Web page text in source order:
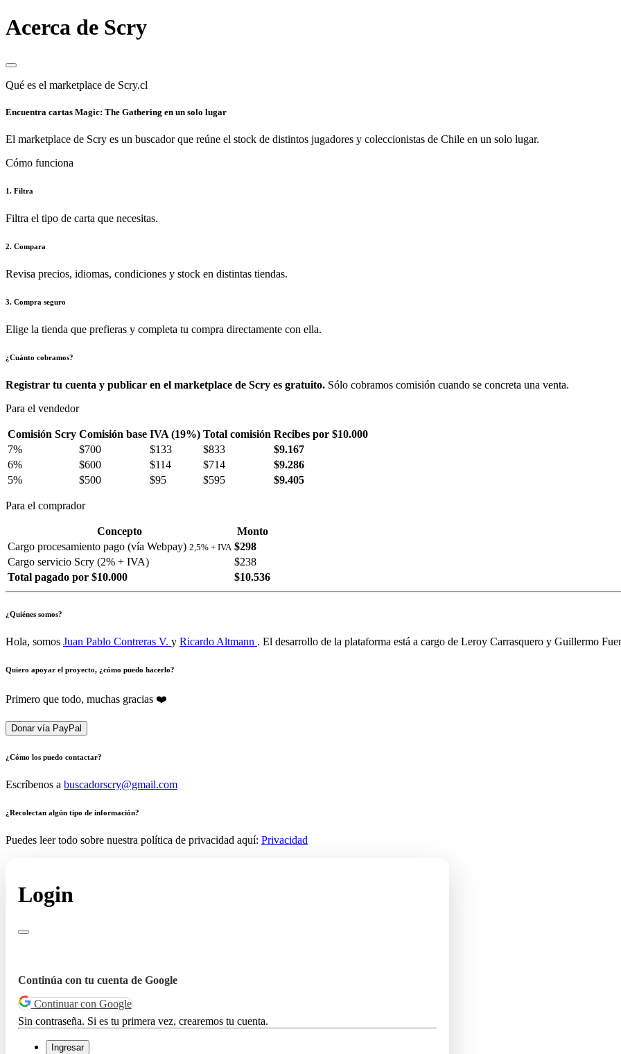
Acerca de Scry
Qué es el marketplace de Scry.cl
Encuentra cartas Magic: The Gathering en un solo lugar
El marketplace de Scry es un buscador que reúne el stock de distintos jugadores y coleccionistas de Chile en un solo lugar.
Cómo funciona
1. Filtra
Filtra el tipo de carta que necesitas.
2. Compara
Revisa precios, idiomas, condiciones y stock en distintas tiendas.
3. Compra seguro
Elige la tienda que prefieras y completa tu compra directamente con ella.
¿Cuánto cobramos?
Registrar tu cuenta y publicar en el marketplace de Scry es gratuito. Sólo cobramos comisión cuando se concreta una venta.
Para el vendedor
Comisión Scry Comisión base IVA (19%) Total comisión Recibes por $10.000
7%
$700 $133 $833
$9.167
6%
$600 $114 $714
$9.286
5%
$500 $95 $595 $9.405
Para el comprador
Concepto
Monto
Cargo procesamiento pago (vía Webpay) 2,5% + IVA $298
Cargo servicio Scry (2% + IVA)
$238
Total pagado por $10.000
$10.536
¿Quiénes somos?
Hola, somos Juan Pablo Contreras V. y Ricardo Altmann . El desarrollo de la plataforma está a cargo de Leroy Carrasquero y Guillermo
Quiero apoyar el proyecto, ¿cómo puedo hacerlo?
Primero que todo, muchas gracias ❤️
Donar vía PayPal
¿Cómo los puedo contactar?
Escríbenos a buscadorscry@gmail.com
¿Recolectan algún tipo de información?
Puedes leer todo sobre nuestra política de privacidad aquí: Privacidad
Login
Continúa con tu cuenta de Google
Continuar con Google
Sin contraseña. Si es tu primera vez, crearemos tu cuenta.
Ingresar